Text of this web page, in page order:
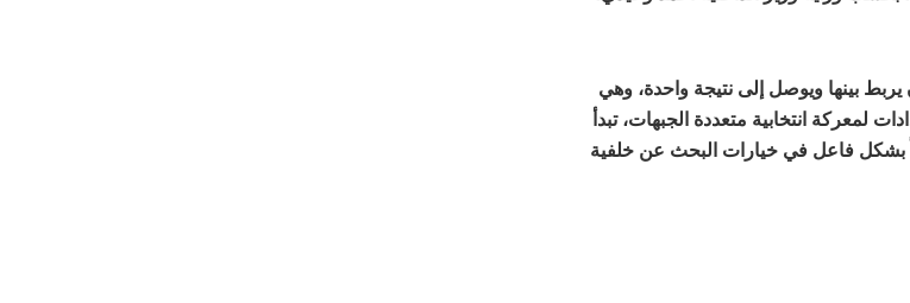
بينها ويوصل إلى نتيجة واحدة، وهي
لمعركة انتخابية متعددة الجبهات، تبدأ
بشكل فاعل في خيارات البحث عن خلفية